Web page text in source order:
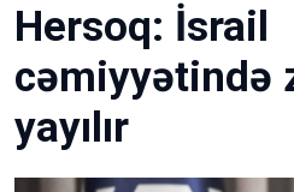
Hersoq: İsrail
cəmiyyətində
yayılır